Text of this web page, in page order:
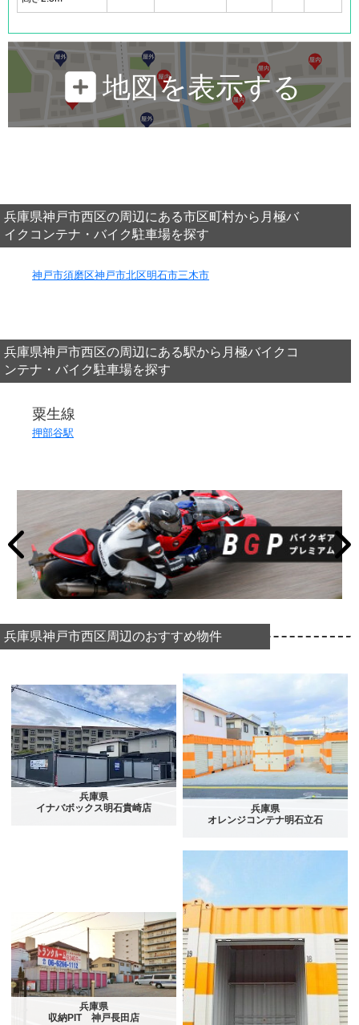
地図を表示する
兵庫県神戸市西区の周辺にある市区町村から月極バ
イクコンテナ・バイク駐車場を探す
神戸市須磨区神戸市北区明石市三木市
兵庫県神戸市西区の周辺にある駅から月極バイクコ
ンテナ・バイク駐車場を探す
粟生線
押部谷駅
兵庫県神戸市西区周辺のおすすめ物件
兵庫県
イナバボックス明石貴崎店
兵庫県
オレンジコンテナ明石立石
兵庫県
収納PIT 神戸長田店